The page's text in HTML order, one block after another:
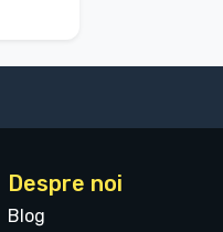
Despre noi
Blog